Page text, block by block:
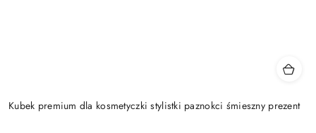
Kubek premium dla kosmetyczki stylistki paznokci śmieszny prezent